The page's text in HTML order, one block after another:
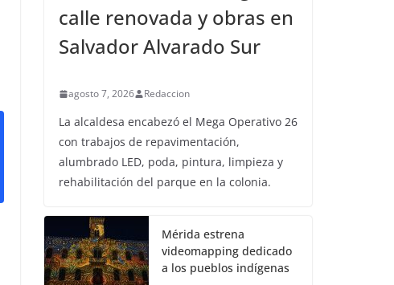
calle renovada y obras en
Salvador Alvarado Sur
agosto 7, 2026 Redaccion
La alcaldesa encabezó el Mega Operativo 26
con trabajos de repavimentación,
alumbrado LED, poda, pintura, limpieza y
rehabilitación del parque en la colonia.
Mérida estrena
videomapping dedicado
a los pueblos indígenas